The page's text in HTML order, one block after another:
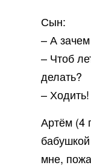
Сын:
– А
– Чтоб
делать?
– Ходить!
Артём (4
мне,